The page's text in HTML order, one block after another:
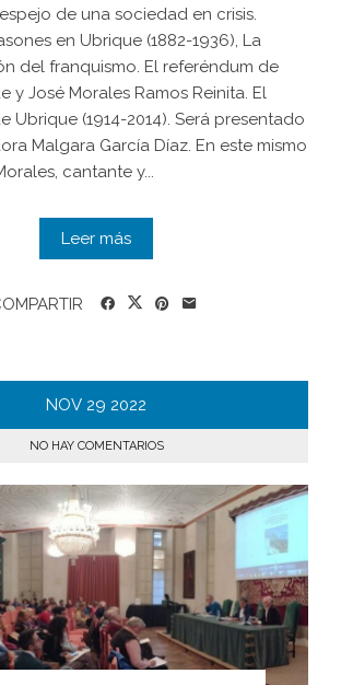
de una sociedad en crisis.
en Ubrique (1882-1936), La
del franquismo. El referéndum de
y José Morales Ramos Reinita. El
Ubrique (1914-2014). Será presentado
Malgara García Díaz. En este mismo
cantante y...
Leer más
NOV 29 2022
NO HAY COMENTARIOS